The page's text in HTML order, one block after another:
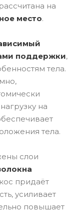
на
место.
поддержки,
тела.
на
тела.
слои
придаёт
усиливает
повышает